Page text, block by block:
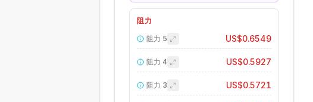
阻力
阻力 5 US$0.6549
阻力 4 US$0.5927
阻力 3 US$0.5721